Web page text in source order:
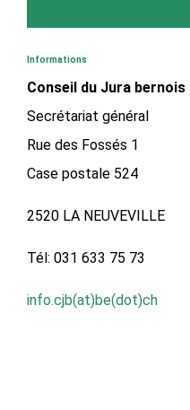
Informations
Conseil du Jura bernois
Secrétariat général
Rue des Fossés 1
Case postale 524
2520 LA NEUVEVILLE
Tél: 031 633 75 73
info.cjb(at)be(dot)ch